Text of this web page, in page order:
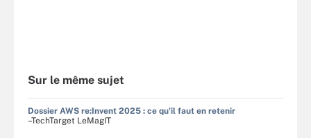
Sur le même sujet
Dossier AWS re:Invent 2025 : ce qu'il faut en retenir
–TechTarget LeMagIT